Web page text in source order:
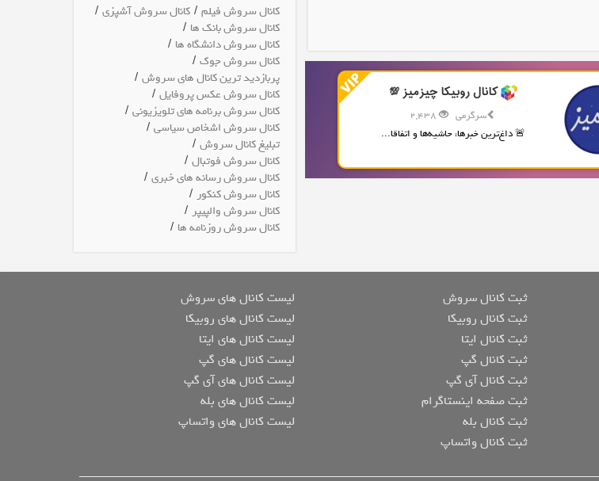
کانال روبیکا چیزمیز 💯
سرگرمی
2,438
🚨 داغ‌ترین خبرها، حاشیه‌ها و اتفاقا...
کانال سروش فیلم/ کانال سروش آشپزی/
کانال سروش بانک ها /
کانال سروش دانشگاه ها /
کانال سروش جوک/
پربازدید ترین کانال های سروش/
کانال سروش عکس پروفایل/
کانال سروش برنامه های تلویزیونی/
کانال سروش اشخاص سیاسی/
تبلیغ کانال سروش/
کانال سروش فوتبال/
کانال سروش رسانه های خبری/
کانال سروش کنکور/
کانال سروش والپیپر/
کانال سروش روزنامه ها /
ثبت کانال سروش
ثبت کانال روبیکا
ثبت کانال ایتا
ثبت کانال گپ
ثبت کانال آی گپ
ثبت صفحه اینستاگرام
ثبت کانال بله
ثبت کانال واتساپ
لیست کانال های سروش
لیست کانال های روبیکا
لیست کانال های ایتا
لیست کانال های گپ
لیست کانال های آی گپ
لیست کانال های بله
لیست کانال های واتساپ